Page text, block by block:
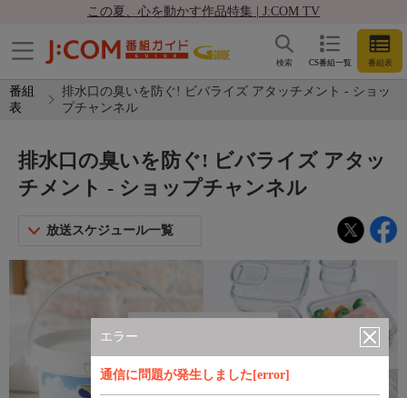
この夏、心を動かす作品特集 | J:COM TV
CS番組一覧 番組表
検索
番組
表
排水口の臭いを防ぐ! ビバライズ アタッチメント - ショッ
プチャンネル
エラー
通信に問題が発生しました[error]
排水口の臭いを防ぐ! ビバライズ アタッ
チメント - ショップチャンネル
放送スケジュール一覧